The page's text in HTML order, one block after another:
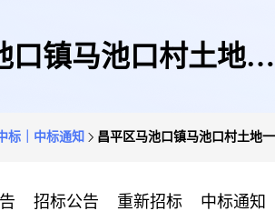
口镇马池口村土地一
标｜中标通知 昌平区马池口镇马池口村土地
招标公告 重新招标 中标通知